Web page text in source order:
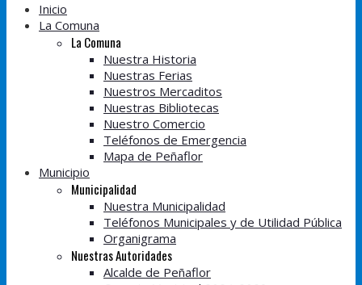
Inicio
La Comuna
La Comuna
Nuestra Historia
Nuestras Ferias
Nuestros Mercaditos
Nuestras Bibliotecas
Nuestro Comercio
Teléfonos de Emergencia
Mapa de Peñaflor
Municipio
Municipalidad
Nuestra Municipalidad
Teléfonos Municipales y de Utilidad Pública
Organigrama
Nuestras Autoridades
Alcalde de Peñaflor